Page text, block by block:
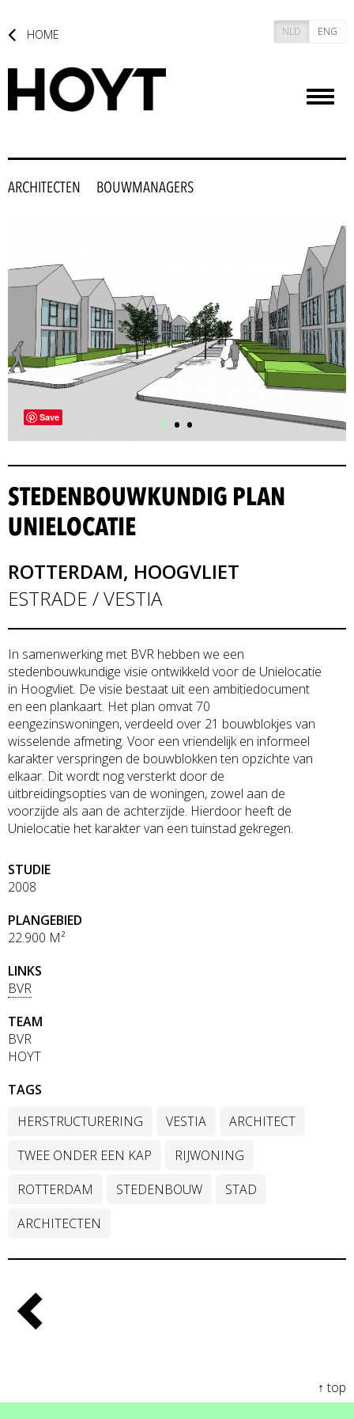
HOME NLD ENG
ARCHITECTEN BOUWMANAGERS
•••
Save
STEDENBOUWKUNDIG PLAN
UNIELOCATIE
ROTTERDAM, HOOGVLIET
ESTRADE / VESTIA
In samenwerking met BVR hebben we een
stedenbouwkundige visie ontwikkeld voor de Unielocatie
in Hoogvliet. De visie bestaat uit een ambitiedocument
en een plankaart. Het plan omvat 70
eengezinswoningen, verdeeld over 21 bouwblokjes van
wisselende afmeting. Voor een vriendelijk en informeel
karakter verspringen de bouwblokken ten opzichte van
elkaar. Dit wordt nog versterkt door de
uitbreidingsopties van de woningen, zowel aan de
voorzijde als aan de achterzijde. Hierdoor heeft de
Unielocatie het karakter van een tuinstad gekregen.
STUDIE
2008
PLANGEBIED
22.900 M²
LINKS
BVR
TEAM
BVR
HOYT
TAGS
HERSTRUCTURERING
VESTIA
ARCHITECT
TWEE ONDER EEN KAP
RIJWONING
ROTTERDAM
STEDENBOUW
STAD
ARCHITECTEN
↑ top